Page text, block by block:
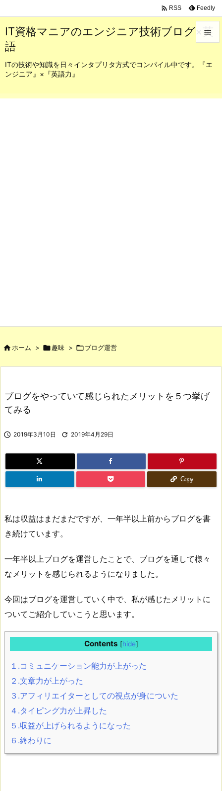
IT資格マニアのエンジニア技術ブログ×英
語
ITの技術や知識を日々インタプリタ方式でコンパイル中です。『エ
ンジニア』×『英語力』

メニュ
 RSS Feedly
ホーム > 趣味 > ブログ運営
ブログをやっていて感じられたメリットを５つ挙げ
てみる
 2019年3月10日  2019年4月29日
Copy
私は収益はまだまだですが、一年半以上前からブログを書
き続けています。
一年半以上ブログを運営したことで、ブログを通して様々
なメリットを感じられるようになりました。
今回はブログを運営していく中で、私が感じたメリットに
ついてご紹介していこうと思います。
Contents [hide]
１.コミュニケーション能力が上がった
２.文章力が上がった
３.アフィリエイターとしての視点が身についた
４.タイピング力が上昇した
５.収益が上げられるようになった
６.終わりに